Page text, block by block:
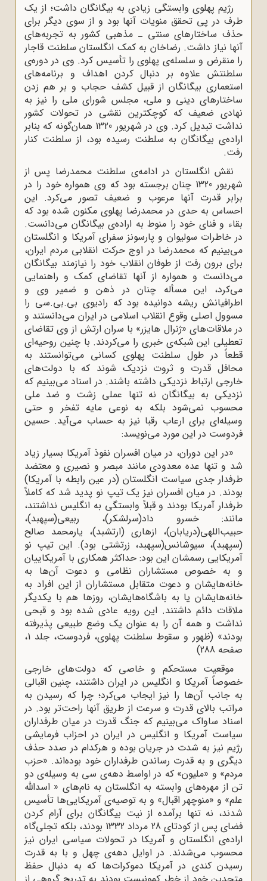
رژیم پهلوی وابستگی زیادی به بیگانگان داشت؛ از یک
طرف در پی تحقق منویات آنها بود و از سوی دیگر برای
حذف ساختارهای سنتی ـ مذهبی کشور به تجربه‌های
آنها نیاز داشت. رضاخان به کمک انگلستان سلطنت قاجار
را منقرض و سلسله‌ی پهلوی را تأسیس کرد. وی در دوره‌ی
سلطنتش علاوه بر دنبال کردن اهداف و برنامه‌های
استعماری بیگانگان از قبیل کشف حجاب و بر هم زدن
ساختارهای دینی و ملی، مجلس شورای ملی را نیز به
نهادی ضعیف که کوچکترین نقشی در تحولات کشور
نداشت تبدیل کرد. وی در شهریور 1320 همان‌گونه که بنابر
اراده‌ی بیگانگان به سلطنت رسیده بود، از سلطنت کنار
رفت.
نقش انگلستان در ادامه‌ی سلطنت محمدرضا پس از
شهریور 1320 چنان برجسته بود که وی همواره خود را در
برابر قدرت آنها مرعوب و ضعیف تصور می‌کرد. این
احساس به حدی در محمدرضا پهلوی مکنون شده بود که
بقاء و فنای خود را منوط به اراده‌ی بیگانگان می‌دانست.
در خاطرات سولیوان و پارسونز سفرای آمریکا و انگلستان
می‌بینیم که محمدرضا در اوج حرکت انقلابی مردم ایران،
برای برون ‌رفت از طوفان انقلاب خود را نیازمند بیگانگان
می‌دانست و همواره از آنها تقاضای کمک و راهنمایی
می‌کرد، این مسأله چنان در ذهن و ضمیر وی و
اطرافیانش ریشه دوانیده بود که رادیوی بی.بی.سی را
مسوول اصلی وقوع انقلاب اسلامی در ایران می‌دانستند و
در ملاقات‌های «ژنرال‌ هایزر» با سران ارتش از وی تقاضای
تعطیلی این شبکه‌ی خبری را می‌کردند. با چنین روحیه‌ای
قطعاً در طول سلطنت پهلوی کسانی می‌توانستند به
محافل قدرت و ثروت نزدیک شوند که با دولت‌های
خارجی ارتباط نزدیکی داشته باشند. در اسناد می‌بینیم که
نزدیکی به بیگانگان نه تنها عملی زشت و ضد ملی
محسوب نمی‌شود بلکه به نوعی مایه تفخر و حتی
وسیله‌ای برای ارعاب رقبا نیز به حساب می‌آید. حسین
فردوست در این مورد می‌نویسد:
«در این دوران، در میان افسران نفوذ آمریکا بسیار زیاد
شد و تنها عده معدودی مانند مبصر و نصیری و معتضد
طرفدار جدی سیاست انگلستان (در عین رابطه با آمریکا)
بودند. در میان افسران نیز یک تیپ نو پدید شد که کاملاً
طرفدار آمریکا بودند و قبلاً وابستگی به انگلیس نداشتند،
مانند: خسرو داد(سرلشکر)، ربیعی(سپهبد)،
حبیب‌اللهی(دریابان)، ازهاری (ارتشبد)، یارمحمد صالح
(سپهبد)، سیوشانس(سپهبد، زرتشتی بود). این تیپ نو
آمریکایی رسمشان این بود: حداکثر همکاری با آمریکاییان
و به‌ خصوص مستشاران نظامی و دعوت آن‌ها به
خانه‌هایشان و دعوت متقابل مستشاران از این افراد به
خانه‌هایشان یا به باشگاه‌هایشان، روزها هم با یکدیگر
ملاقات دائم داشتند. این رویه عادی شده بود و قبحی
نداشت و همه‌ آن را به عنوان یک وضع طبیعی پذیرفته
بودند» (ظهور و سقوط سلطنت پهلوی، فردوست، جلد 1،
صفحه 288)
موقعیت مستحکم و خاصی که دولت‌های خارجی
خصوصاً آمریکا و انگلیس در ایران داشتند، چنین اقبالی
به جانب آن‌ها را نیز ایجاب می‌کرد؛ چرا که رسیدن به
مراتب بالای قدرت و سرعت از طریق آنها راحت‌تر بود. در
اسناد ساواک می‌بینیم که جنگ قدرت در میان طرفداران
سیاست آمریکا و انگلیس در ایران در احزاب فرمایشی
رژیم نیز به شدت در جریان بوده و هرکدام در صدد حذف
دیگری و به قدرت رساندن طرفداران خود بوده‌اند. «حزب
مردم» و «ملیون» که در اواسط دهه‌ی سی به وسیله‌ی دو
تن از مهره‌های وابسته به انگلستان به نام‌های « اسدالله
علم» و «منوچهر اقبال» و به توصیه‌ی آمریکایی‌ها تأسیس
شدند، نه تنها برآمده‌ از نیت بیگانگان برای آرام کردن
فضای پس از کودتای 28 مرداد 1332 بودند، بلکه تجلی‌گاه
اراده‌ی انگلستان و آمریکا در تحولات سیاسی ایران نیز
محسوب می‌شدند. در اوایل دهه‌ی چهل و با به قدرت
رسیدن کندی در آمریکا دموکرات‌ها که به دنبال حفظ